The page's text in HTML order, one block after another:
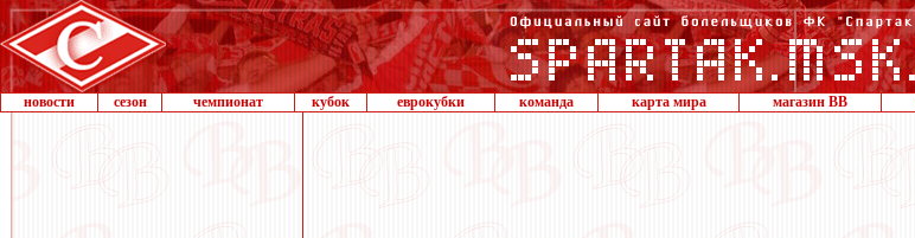
новости сезон чемпионат кубок еврокубки команда карта мира магазин ВВ